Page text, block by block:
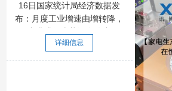
16日国家统计局经济数据发
布：月度工业增速由增转降，
但产业升级态势没有改变。
详细信息